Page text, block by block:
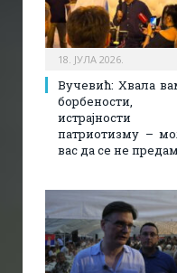
18. ЈУЛА 2026.
Вучевић: Хвала
борбености,
патриотизму –
вас да се не